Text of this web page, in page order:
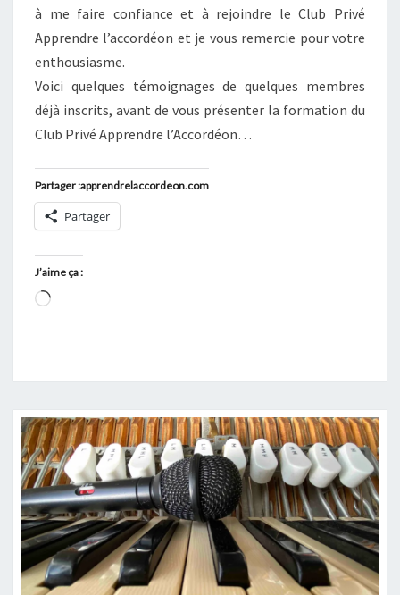
à me faire confiance et à rejoindre le Club Privé
Apprendre l’accordéon et je vous remercie pour votre
enthousiasme.
Voici quelques témoignages de quelques membres
déjà inscrits, avant de vous présenter la formation du
Club Privé Apprendre l’Accordéon…
Partager :apprendrelaccordeon.com
Partager
J’aime ça :
Chargement…